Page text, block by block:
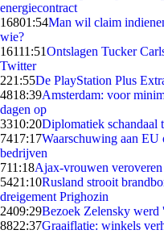
energiecontract
16801:54Man wil claim
wie?
16111:51Ontslagen Tucker
Twitter
221:55De PlayStation Plus
4818:39Amsterdam: voor
dagen op
3310:20Diplomatiek schandaal
7417:17Waarschuwing aan EU
bedrijven
711:18Ajax-vrouwen veroveren
5421:10Rusland strooit
dreigement Prighozin
2409:29Bezoek Zelensky werd
8822:37Graaiflatie: winkels